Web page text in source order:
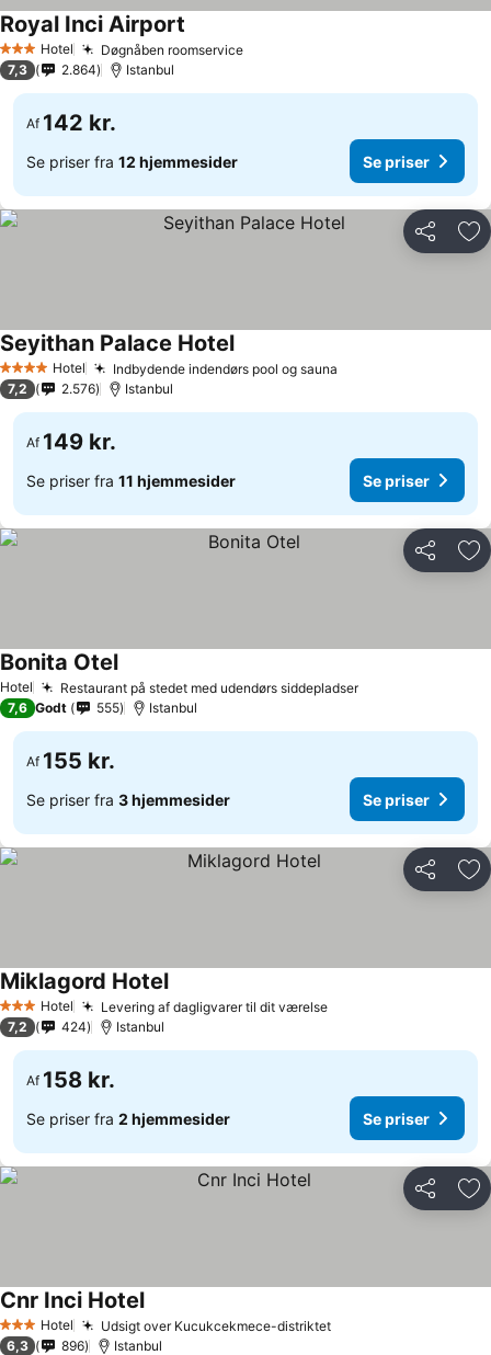
3 StjernerHotel Døgnåben roomserviceSe priser
Royal Inci Airport
7,3 2.864 Istanbul
Af 142 kr.
Se priser fra 12 hjemmesider Se priser
Del
4 StjernerHotel Indbydende indendørs pool og sauna
Seyithan Palace HotelSe priser
7,2 2.576 Istanbul
Af 149 kr.
Se priser fra 11 hjemmesider Se priser
Del
Hotel Restaurant på stedet med udendørs siddepladserSe priser
Bonita OtelSe priser
7,6 Godt 555 Istanbul
Af 155 kr.
Se priser fra 3 hjemmesider Se priser
Del
3 StjernerHotel Levering af dagligvarer til dit værelseSe priser
Miklagord HotelSe priser
7,2 424 Istanbul
Af 158 kr.
Se priser fra 2 hjemmesider Se priser
Del
3 StjernerHotel Udsigt over Kucukcekmece-distriktetSe priser
Cnr Inci HotelSe priser
6,3 896 Istanbul